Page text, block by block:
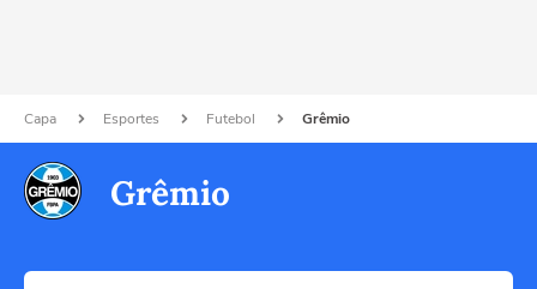
Capa Esportes Futebol Grêmio
Grêmio